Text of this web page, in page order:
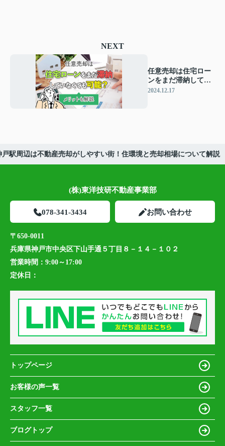
NEXT
任意売却は住宅ロー
ンをまだ滞納してい
なくても可能？メリ
2024.12.17
戸駅周辺は不動産売却がしやすい街！住環境と売却相場について解説
(株)東洋技研不動産事業部
078-341-3434 お問い合わせ
〒650-0011
兵庫県神戸市中央区下山手通５丁目８－１４－１０２
営業時間： 9:00～17:00
定休日：
トップページ
お客様の声一覧
スタッフ一覧
ブログトップ